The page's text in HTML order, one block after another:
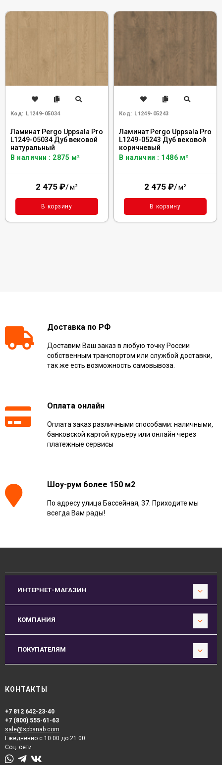
Код: L1249-05034
Ламинат Pergo Uppsala Pro
L1249-05034 Дуб вековой
натуральный
В наличии : 2875 м²
2 475 ₽/м²
В корзину
Код: L1249-05243
Ламинат Pergo Uppsala Pro
L1249-05243 Дуб вековой
коричневый
В наличии : 1486 м²
2 475 ₽/м²
В корзину
Доставка по РФ
Доставим Ваш заказ в любую точку России
собственным транспортом или службой доставки,
так же есть возможность самовывоза.
Оплата онлайн
Оплата заказ различными способами: наличными,
банковской картой курьеру или онлайн через
платежные сервисы
Шоу-рум более 150 м2
По адресу улица Бассейная, 37. Приходите мы
всегда Вам рады!
ИНТЕРНЕТ-МАГАЗИН
КОМПАНИЯ
ПОКУПАТЕЛЯМ
КОНТАКТЫ
+7 812 642-23-40
+7 (800) 555-61-63
sale@spbsnab.com
Ежедневно с 10:00 до 21:00
Соц. сети